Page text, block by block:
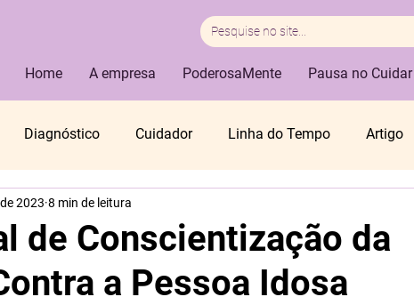
Home A empresa PoderosaMente Pausa no Cuidar
Diagnóstico Cuidador Linha do Tempo Artigo
Direitos da Pessoa Idosa
de Conscientização da
a Pessoa Idosa
2023 8 min de leitura